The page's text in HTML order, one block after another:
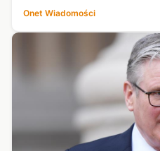
Onet Wiadomości